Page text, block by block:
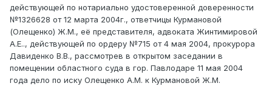
действующей по нотариально удостоверенной доверенности
№1326628 от 12 марта 2004г., ответчицы Курмановой
(Олещенко) Ж.М., её представителя, адвоката Жинтимировой
А.Е.., действующей по ордеру №715 от 4 мая 2004, прокурора
Давиденко В.В., рассмотрев в открытом заседании в
помещении областного суда в гор. Павлодаре 11 мая 2004
года дело по иску Олещенко А.М. к Курмановой Ж.М.